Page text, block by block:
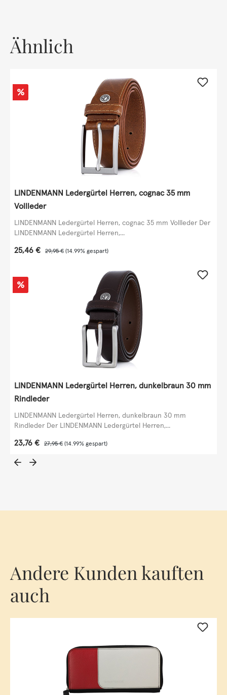
Ähnlich
Rabatt
%
LINDENMANN Ledergürtel Herren, cognac 35 mm
Vollleder
LINDENMANN Ledergürtel Herren, cognac 35 mm Vollleder Der
LINDENMANN Ledergürtel Herren,...
Verkaufspreis:
25,46 € Regulärer Preis:
29,95 € (14.99% gespart)
Rabatt
%
LINDENMANN Ledergürtel Herren, dunkelbraun 30 mm
Rindleder
LINDENMANN Ledergürtel Herren, dunkelbraun 30 mm
Rindleder Der LINDENMANN Ledergürtel Herren,...
Verkaufspreis:
23,76 € Regulärer Preis:
27,95 € (14.99% gespart)
Andere Kunden kauften
auch